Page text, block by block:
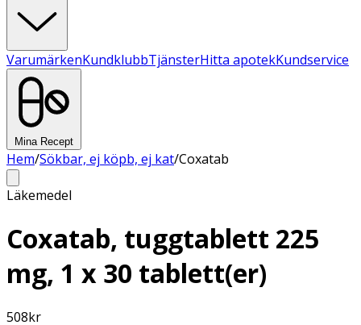
VarumärkenKundklubbTjänsterHitta apotekKundservice
Mina Recept
Hem/Sökbar, ej köpb, ej kat/Coxatab
Läkemedel
Coxatab, tuggtablett 225
mg, 1 x 30 tablett(er)
508kr